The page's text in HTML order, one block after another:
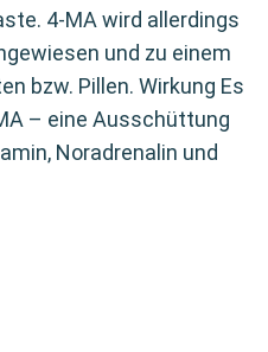
4-MA wird allerdings
und zu einem
bzw. Pillen. Wirkung Es
– eine Ausschüttung
Noradrenalin und